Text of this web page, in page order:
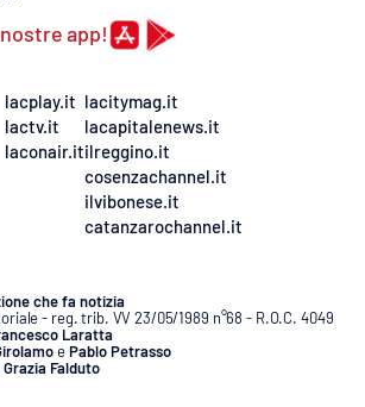
app!
lacplay.it
lactv.it
laconair.it
lacitymag.it
lacapitalenews.it
ilreggino.it
cosenzachannel.it
ilvibonese.it
catanzarochannel.it
che fa notizia
- reg. trib. VV 23/05/1989 n°68 - R.O.C. 4049
Laratta
ePablo Petrasso
Grazia Falduto